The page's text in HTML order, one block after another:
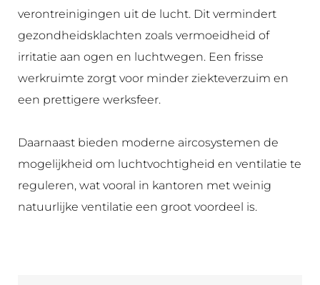
verontreinigingen uit de lucht. Dit vermindert
gezondheidsklachten zoals vermoeidheid of
irritatie aan ogen en luchtwegen. Een frisse
werkruimte zorgt voor minder ziekteverzuim en
een prettigere werksfeer.
Daarnaast bieden moderne aircosystemen de
mogelijkheid om luchtvochtigheid en ventilatie te
reguleren, wat vooral in kantoren met weinig
natuurlijke ventilatie een groot voordeel is.